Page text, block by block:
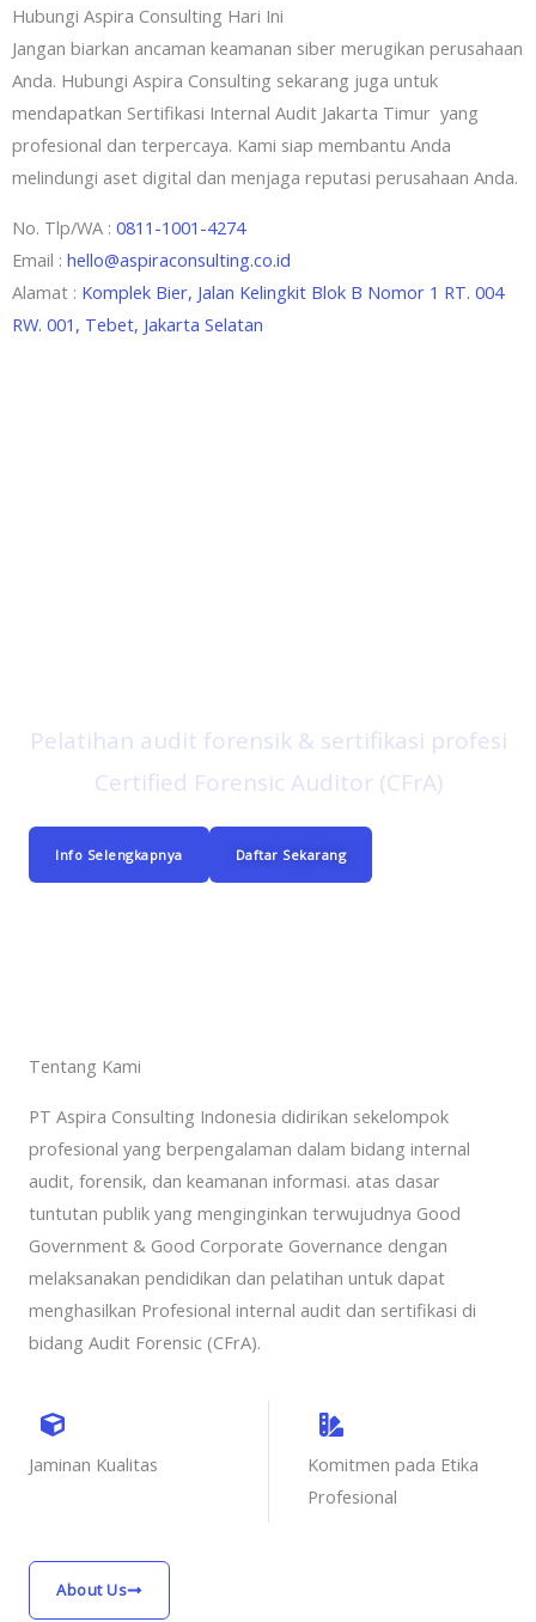
Hubungi Aspira Consulting Hari Ini
Jangan biarkan ancaman keamanan siber merugikan perusahaan
Anda. Hubungi Aspira Consulting sekarang juga untuk
mendapatkan Sertifikasi Internal Audit Jakarta Timur yang
profesional dan terpercaya. Kami siap membantu Anda
melindungi aset digital dan menjaga reputasi perusahaan Anda.
No. Tlp/WA : 0811-1001-4274
Email : hello@aspiraconsulting.co.id
Alamat : Komplek Bier, Jalan Kelingkit Blok B Nomor 1 RT. 004
RW. 001, Tebet, Jakarta Selatan
Pelatihan audit forensik & sertifikasi profesi
Certified Forensic Auditor (CFrA)
Info Selengkapnya Daftar Sekarang
Tentang Kami
PT Aspira Consulting Indonesia didirikan sekelompok
profesional yang berpengalaman dalam bidang internal
audit, forensik, dan keamanan informasi. atas dasar
tuntutan publik yang menginginkan terwujudnya Good
Government & Good Corporate Governance dengan
melaksanakan pendidikan dan pelatihan untuk dapat
menghasilkan Profesional internal audit dan sertifikasi di
bidang Audit Forensic (CFrA).
Jaminan Kualitas
Komitmen pada Etika
Profesional
About Us